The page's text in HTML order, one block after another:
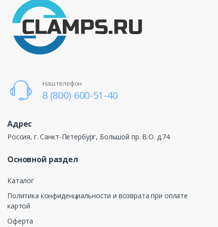
Наш телефон
8 (800) 600-51-40
Адрес
Россия, г. Санкт-Петербург, Большой пр. В.О. д.74
Основной раздел
Каталог
Политика конфиденциальности и возврата при оплате
картой
Оферта